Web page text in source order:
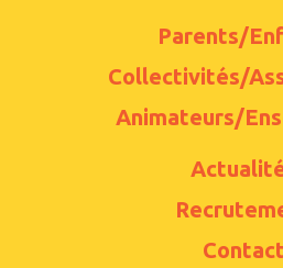
Parents/
Collectivités/
Animateurs/
Contact